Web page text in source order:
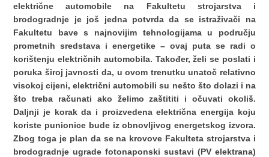
električne automobile na Fakultetu strojarstva i
brodogradnje je još jedna potvrda da se istraživači na
Fakultetu bave s najnovijim tehnologijama u području
prometnih sredstava i energetike – ovaj puta se radi o
korištenju električnih automobila. Također, želi se poslati i
poruka široj javnosti da, u ovom trenutku unatoč relativno
visokoj cijeni, električni automobili su nešto što dolazi i na
što treba računati ako želimo zaštititi i očuvati okoliš.
Daljnji je korak da i proizvedena električna energija koju
koriste punionice bude iz obnovljivog energetskog izvora.
Zbog toga je plan da se na krovove Fakulteta strojarstva i
brodogradnje ugrade fotonaponski sustavi (PV elektrana)